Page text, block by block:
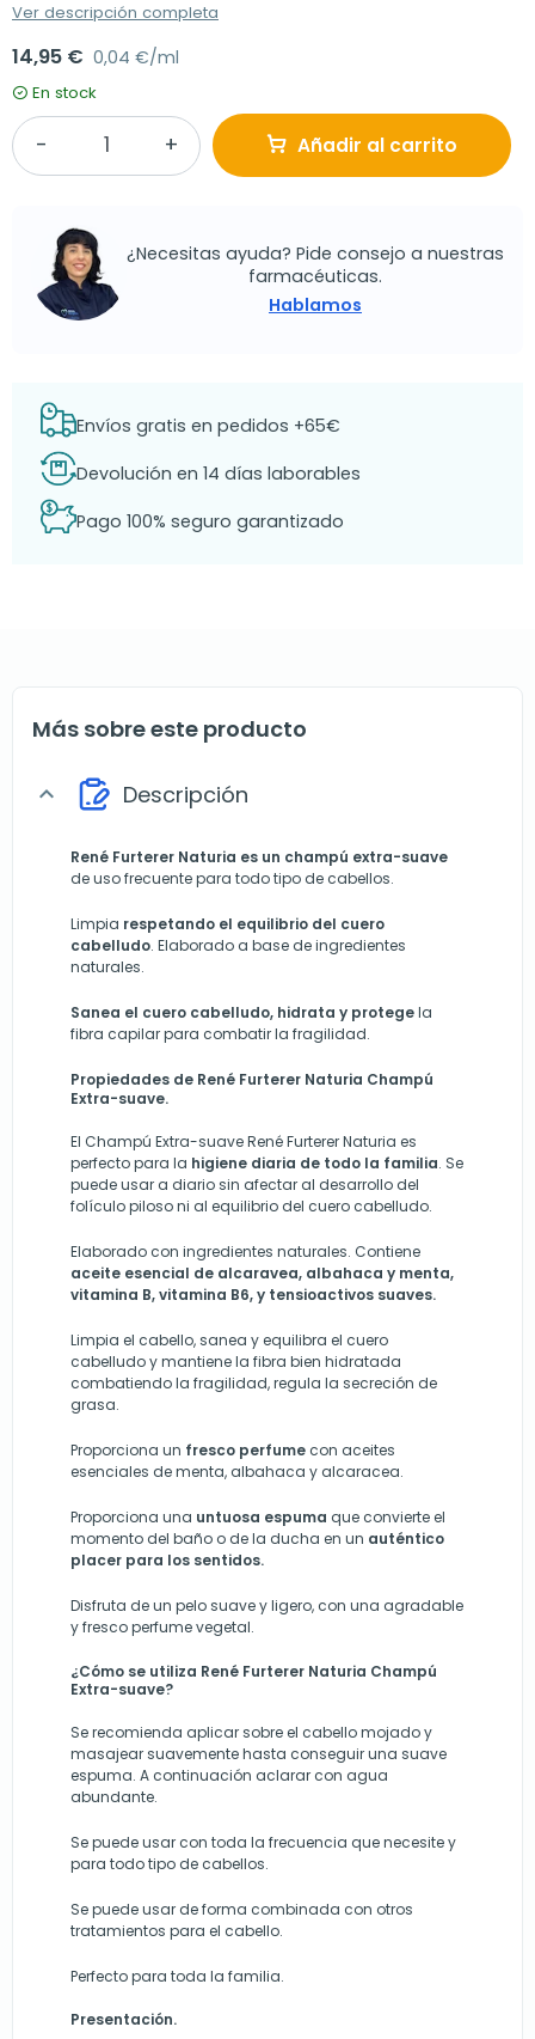
Ver descripción completa
14,95 € 0,04 €/ml
En stock
Añadir al carrito
¿Necesitas ayuda? Pide consejo a nuestras
farmacéuticas.
Hablamos
Envíos gratis en pedidos +65€
Devolución en 14 días laborables
Pago 100% seguro garantizado
Más sobre este producto
expand_more Descripción
René Furterer Naturia es un champú extra-suave
de uso frecuente para todo tipo de cabellos.
Limpia respetando el equilibrio del cuero
cabelludo. Elaborado a base de ingredientes
naturales.
Sanea el cuero cabelludo, hidrata y protegela
fibra capilar para combatir la fragilidad.
Propiedades de René Furterer Naturia Champú
Extra-suave.
El Champú Extra-suave René Furterer Naturia es
perfecto para la higiene diaria de todo la familia. Se
puede usar a diario sin afectar al desarrollo del
folículo piloso ni al equilibrio del cuero cabelludo.
Elaborado con ingredientes naturales. Contiene
aceite esencial de alcaravea, albahaca y menta,
vitamina B, vitamina B6, y tensioactivos suaves.
Limpia el cabello, sanea y equilibra el cuero
cabelludo y mantiene la fibra bien hidratada
combatiendo la fragilidad, regula la secreción de
grasa.
Proporciona un fresco perfume con aceites
esenciales de menta, albahaca y alcaracea.
Proporciona una untuosa espuma que convierte el
momento del baño o de la ducha en un auténtico
placer para los sentidos.
Disfruta de un pelo suave y ligero, con una agradable
y fresco perfume vegetal.
¿Cómo se utiliza René Furterer Naturia Champú
Extra-suave?
Se recomienda aplicar sobre el cabello mojado y
masajear suavemente hasta conseguir una suave
espuma. A continuación aclarar con agua
abundante.
Se puede usar con toda la frecuencia que necesite y
para todo tipo de cabellos.
Se puede usar de forma combinada con otros
tratamientos para el cabello.
Perfecto para toda la familia.
Presentación.